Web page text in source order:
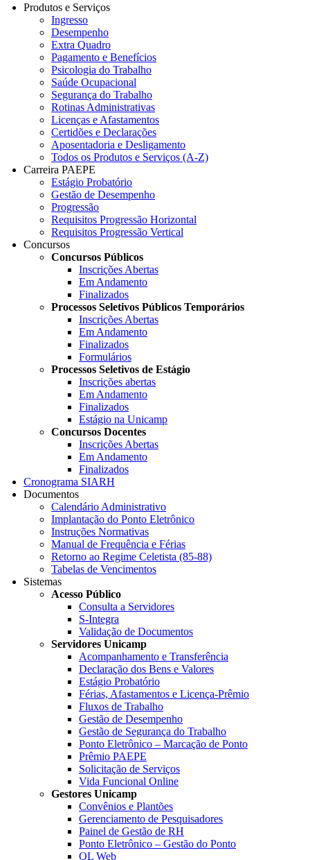
Produtos e Serviços
Ingresso
Desempenho
Extra Quadro
Pagamento e Benefícios
Psicologia do Trabalho
Saúde Ocupacional
Segurança do Trabalho
Rotinas Administrativas
Licenças e Afastamentos
Certidões e Declarações
Aposentadoria e Desligamento
Todos os Produtos e Serviços (A-Z)
Carreira PAEPE
Estágio Probatório
Gestão de Desempenho
Progressão
Requisitos Progressão Horizontal
Requisitos Progressão Vertical
Concursos
Concursos Públicos
Inscrições Abertas
Em Andamento
Finalizados
Processos Seletivos Públicos Temporários
Inscrições Abertas
Em Andamento
Finalizados
Formulários
Processos Seletivos de Estágio
Inscrições abertas
Em Andamento
Finalizados
Estágio na Unicamp
Concursos Docentes
Inscrições Abertas
Em Andamento
Finalizados
Cronograma SIARH
Documentos
Calendário Administrativo
Implantação do Ponto Eletrônico
Instruções Normativas
Manual de Frequência e Férias
Retorno ao Regime Celetista (85-88)
Tabelas de Vencimentos
Sistemas
Acesso Público
Consulta a Servidores
S-Integra
Validação de Documentos
Servidores Unicamp
Acompanhamento e Transferência
Declaração dos Bens e Valores
Estágio Probatório
Férias, Afastamentos e Licença-Prêmio
Fluxos de Trabalho
Gestão de Desempenho
Gestão de Segurança do Trabalho
Ponto Eletrônico – Marcação de Ponto
Prêmio PAEPE
Solicitação de Serviços
Vida Funcional Online
Gestores Unicamp
Convênios e Plantões
Gerenciamento de Pesquisadores
Painel de Gestão de RH
Ponto Eletrônico – Gestão do Ponto
QL Web